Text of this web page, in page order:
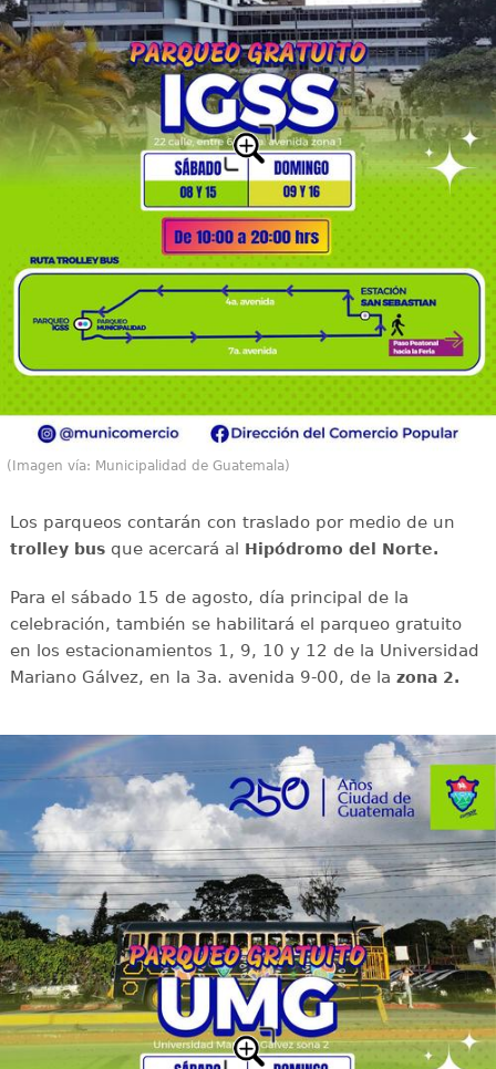
(Imagen vía: Municipalidad de Guatemala)
Los parqueos contarán con traslado por medio de un
trolley busque acercará al Hipódromo del Norte.
Para el sábado 15 de agosto, día principal de la
celebración, también se habilitará el parqueo gratuito
en los estacionamientos 1, 9, 10 y 12 de la Universidad
Mariano Gálvez, en la 3a. avenida 9-00, de la zona 2.